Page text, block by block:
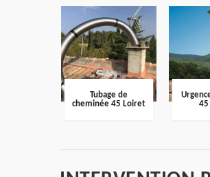
Tubage de
cheminée 45 Loiret